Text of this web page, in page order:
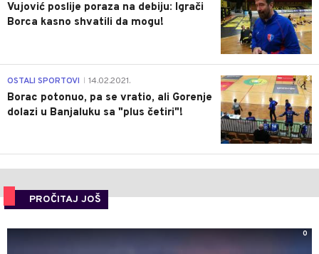
Vujović poslije poraza na debiju: Igrači
Borca kasno shvatili da mogu!
3
OSTALI SPORTOVI 14.02.2021.
Borac potonuo, pa se vratio, ali Gorenje
dolazi u Banjaluku sa "plus četiri"!
PROČITAJ JOŠ
0